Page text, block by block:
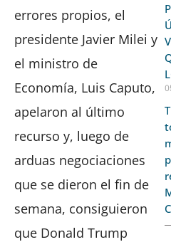
errores propios, el
presidente Javier Milei y
el ministro de
Economía, Luis Caputo,
apelaron al último
recurso y, luego de
arduas negociaciones
que se dieron el fin de
semana, consiguieron
que Donald Trump